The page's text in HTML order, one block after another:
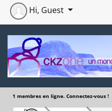
Hi, Guest
1 membres en ligne. Connectez-vous !